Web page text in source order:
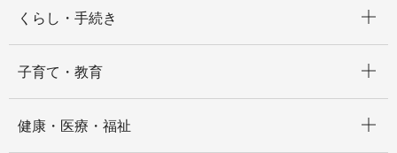
くらし・手続き
子育て・教育
健康・医療・福祉